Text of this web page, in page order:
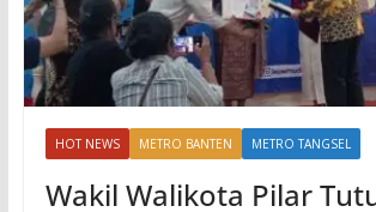
HOT NEWS METRO BANTEN METRO TANGSEL
Wakil Walikota Pilar